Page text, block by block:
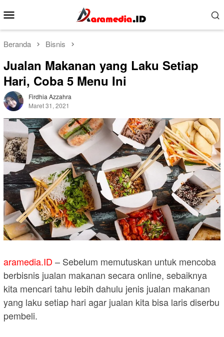
ke
kontenMobile
Beranda Bisnis
Jualan Makanan yang Laku Setiap
Hari, Coba 5 Menu Ini
Firdhia Azzahra
Maret 31, 2021
aramedia.ID – Sebelum memutuskan untuk mencoba
berbisnis jualan makanan secara online, sebaiknya
kita mencari tahu lebih dahulu jenis jualan makanan
yang laku setiap hari agar jualan kita bisa laris diserbu
pembeli.